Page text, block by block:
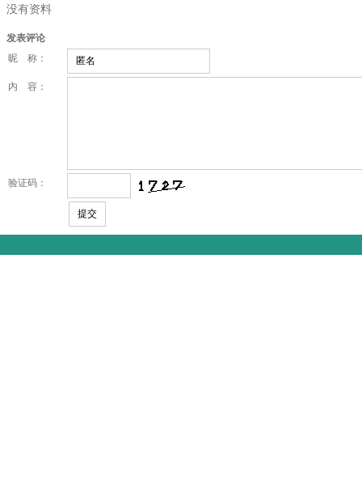
没有资料
发表评论
昵 称：
内 容：
验证码：